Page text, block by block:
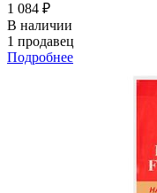
1 084 ₽
В наличии
1 продавец
Подробнее